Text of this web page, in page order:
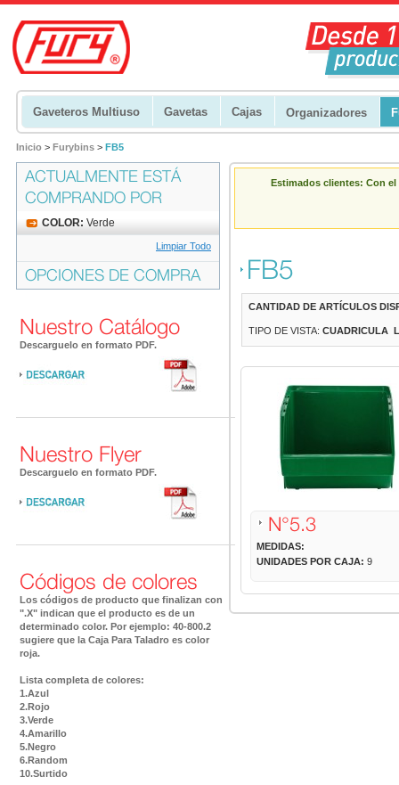
Gaveteros Multiuso Gavetas Cajas Organizadores
Inicio > Furybins > FB5
Estimados clientes: Con
FB5
CANTIDAD DE ARTÍCULOS
TIPO DE VISTA: CUADRICULA
N°5.3
MEDIDAS:
UNIDADES POR CAJA: 9
ACTUALMENTE ESTÁ
COMPRANDO POR
COLOR: Verde
Limpiar Todo
OPCIONES DE COMPRA
Nuestro Catálogo
Descarguelo en formato PDF.
Nuestro Flyer
Descarguelo en formato PDF.
Códigos de colores
Los códigos de producto que finalizan con
".X" indican que el producto es de un
determinado color. Por ejemplo: 40-800.2
sugiere que la Caja Para Taladro es color
roja.
Lista completa de colores:
1.Azul
2.Rojo
3.Verde
4.Amarillo
5.Negro
6.Random
10.Surtido